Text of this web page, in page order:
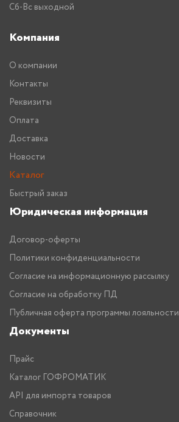
Сб-Вс выходной
Компания
О компании
Контакты
Реквизиты
Оплата
Доставка
Новости
Каталог
Быстрый заказ
Юридическая информация
Договор-оферты
Политики конфиденциальности
Согласие на информационную рассылку
Согласие на обработку ПД
Публичная оферта программы лояльности
Документы
Прайс
Каталог ГОФРОМАТИК
API для импорта товаров
Справочник